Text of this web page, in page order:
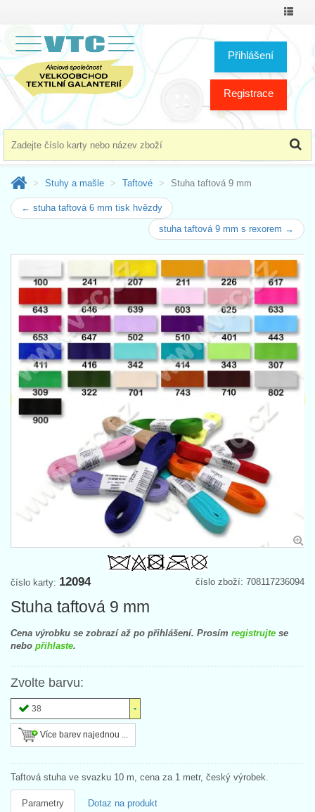
Přihlášení
Registrace
Stuhy a mašle Taftové Stuha taftová 9 mm
← stuha taftová 6 mm tisk hvězdy
stuha taftová 9 mm s rexorem →
číslo zboží: 708117236094
číslo karty: 12094
Stuha taftová 9 mm
Cena výrobku se zobrazí až po přihlášení. Prosím registrujte se
nebo přihlaste.
Zvolte barvu:
38
Více barev najednou ...
Taftová stuha ve svazku 10 m, cena za 1 metr, český výrobek.
Parametry Dotaz na produkt